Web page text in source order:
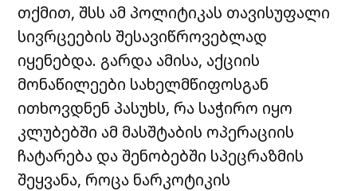
თქმით, შსს ამ პოლიტიკას თავისუფალი
სივრცეების შესავიწროვებლად
იყენებდა. გარდა ამისა, აქციის
მონაწილეები სახელმწიფოსგან
ითხოვდნენ პასუხს, რა საჭირო იყო
კლუბებში ამ მასშტაბის ოპერაციის
ჩატარება და შენობებში სპეცრაზმის
შეყვანა, როცა ნარკოტიკის